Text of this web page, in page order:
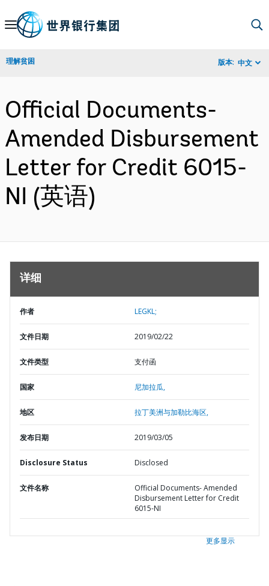
Skip
Navigation
理解贫困 版本: 中文
Official Documents-
Amended Disbursement
Letter for Credit 6015-
NI (英语)
详细
作者 LEGKL;
文件日期 2019/02/22
文件类型 支付函
国家 尼加拉瓜,
地区 拉丁美洲与加勒比海区,
发布日期 2019/03/05
Disclosure Status Disclosed
文件名称
Official Documents- Amended
Disbursement Letter for Credit
6015-NI
更多显示